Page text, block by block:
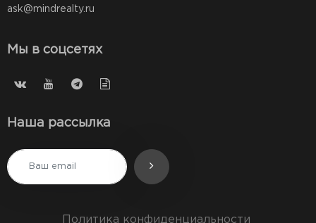
ask@mindrealty.ru
Мы в соцсетях
Наша рассылка
Политика конфиденциальности